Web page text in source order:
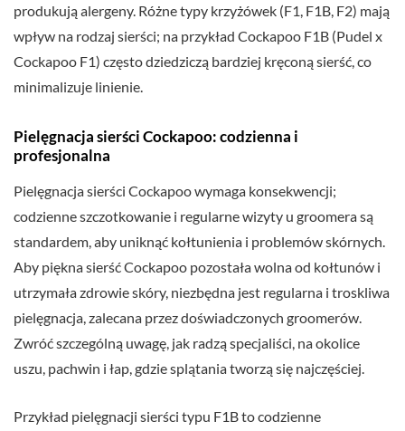
produkują alergeny. Różne typy krzyżówek (F1, F1B, F2) mają
wpływ na rodzaj sierści; na przykład Cockapoo F1B (Pudel x
Cockapoo F1) często dziedziczą bardziej kręconą sierść, co
minimalizuje linienie.
Pielęgnacja sierści Cockapoo: codzienna i
profesjonalna
Pielęgnacja sierści Cockapoo wymaga konsekwencji;
codzienne szczotkowanie i regularne wizyty u groomera są
standardem, aby uniknąć kołtunienia i problemów skórnych.
Aby piękna sierść Cockapoo pozostała wolna od kołtunów i
utrzymała zdrowie skóry, niezbędna jest regularna i troskliwa
pielęgnacja, zalecana przez doświadczonych groomerów.
Zwróć szczególną uwagę, jak radzą specjaliści, na okolice
uszu, pachwin i łap, gdzie splątania tworzą się najczęściej.
Przykład pielęgnacji sierści typu F1B to codzienne